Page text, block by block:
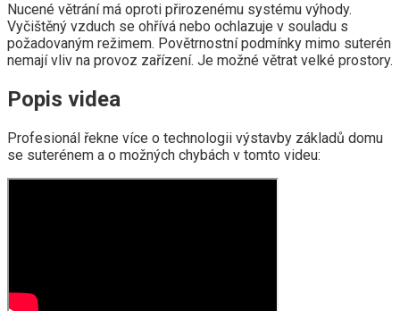
Nucené větrání má oproti přirozenému systému výhody.
Vyčištěný vzduch se ohřívá nebo ochlazuje v souladu s
požadovaným režimem. Povětrnostní podmínky mimo suterén
nemají vliv na provoz zařízení. Je možné větrat velké prostory.
Popis videa
Profesionál řekne více o technologii výstavby základů domu
se suterénem a o možných chybách v tomto videu: